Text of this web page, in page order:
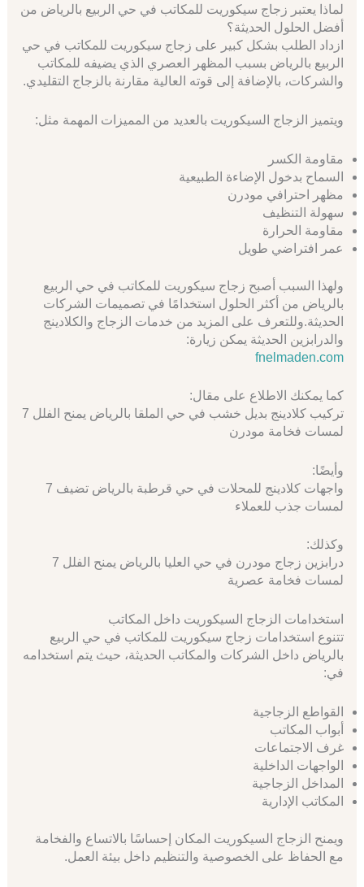
لماذا يعتبر زجاج سيكوريت للمكاتب في حي الربيع بالرياض من
أفضل الحلول الحديثة؟
ازداد الطلب بشكل كبير على زجاج سيكوريت للمكاتب في حي
الربيع بالرياض بسبب المظهر العصري الذي يضيفه للمكاتب
والشركات، بالإضافة إلى قوته العالية مقارنة بالزجاج التقليدي.
ويتميز الزجاج السيكوريت بالعديد من المميزات المهمة مثل:
مقاومة الكسر
السماح بدخول الإضاءة الطبيعية
مظهر احترافي مودرن
سهولة التنظيف
مقاومة الحرارة
عمر افتراضي طويل
ولهذا السبب أصبح زجاج سيكوريت للمكاتب في حي الربيع
بالرياض من أكثر الحلول استخدامًا في تصميمات الشركات
الحديثة.وللتعرف على المزيد من خدمات الزجاج والكلادينج
والدرابزين الحديثة يمكن زيارة:
fnelmaden.com
كما يمكنك الاطلاع على مقال:
تركيب كلادينج بديل خشب في حي الملقا بالرياض يمنح الفلل 7
لمسات فخامة مودرن
وأيضًا:
واجهات كلادينج للمحلات في حي قرطبة بالرياض تضيف 7
لمسات جذب للعملاء
وكذلك:
درابزين زجاج مودرن في حي العليا بالرياض يمنح الفلل 7
لمسات فخامة عصرية
استخدامات الزجاج السيكوريت داخل المكاتب
تتنوع استخدامات زجاج سيكوريت للمكاتب في حي الربيع
بالرياض داخل الشركات والمكاتب الحديثة، حيث يتم استخدامه
في:
القواطع الزجاجية
أبواب المكاتب
غرف الاجتماعات
الواجهات الداخلية
المداخل الزجاجية
المكاتب الإدارية
ويمنح الزجاج السيكوريت المكان إحساسًا بالاتساع والفخامة
مع الحفاظ على الخصوصية والتنظيم داخل بيئة العمل.